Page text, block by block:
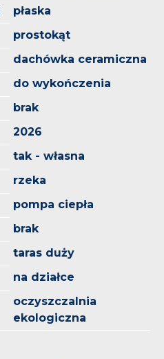
płaska
prostokąt
dachówka ceramiczna
do wykończenia
brak
2026
tak - własna
rzeka
pompa ciepła
brak
taras duży
na działce
oczyszczalnia
ekologiczna